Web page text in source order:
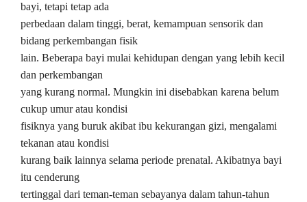
bayi, tetapi tetap ada
perbedaan dalam tinggi, berat, kemampuan sensorik dan
bidang perkembangan fisik
lain. Beberapa bayi mulai kehidupan dengan yang lebih kecil
dan perkembangan
yang kurang normal. Mungkin ini disebabkan karena belum
cukup umur atau kondisi
fisiknya yang buruk akibat ibu kekurangan gizi, mengalami
tekanan atau kondisi
kurang baik lainnya selama periode prenatal. Akibatnya bayi
itu cenderung
tertinggal dari teman-teman sebayanya dalam tahun-tahun